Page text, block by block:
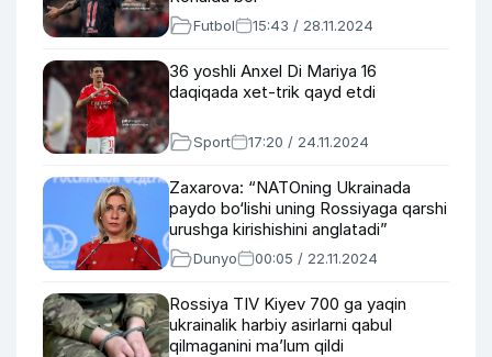
Futbol 15:43 / 28.11.2024
36 yoshli Anxel Di Mariya 16
daqiqada xet-trik qayd etdi
Sport 17:20 / 24.11.2024
Zaxarova: “NATOning Ukrainada
paydo bo‘lishi uning Rossiyaga qarshi
urushga kirishishini anglatadi”
Dunyo 00:05 / 22.11.2024
Rossiya TIV Kiyev 700 ga yaqin
ukrainalik harbiy asirlarni qabul
qilmaganini ma’lum qildi